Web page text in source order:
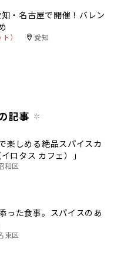
・名古屋で開催！バレン
） 愛知
記事
楽しめる絶品スパイスカ
ロタス カフェ）」
和区
った食事。スパイスのあ
東区